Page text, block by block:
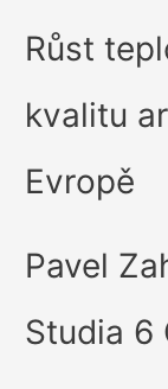
Růst
kvalitu
Evropě
Pavel
Studia 6